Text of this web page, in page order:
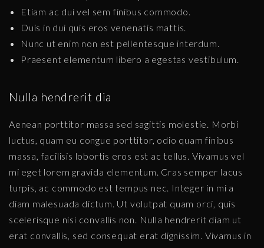
Etiam ac dui vel sem finibus commodo.
Duis in dui quis eros venenatis mattis.
Nunc ut enim non est pellentesque interdum.
Praesent elementum libero a egestas vestibulum.
Nulla hendrerit dia
Aenean porttitor massa sed sagittis molestie. Morbi
luctus, quam eu congue porttitor, odio quam finibus
massa, facilisis lobortis eros est ac tellus. Vivamus vel
mi eget lorem gravida elementum. Cras semper lacus
turpis, ac commodo est tempus nec. Integer in mi a
diam malesuada dictum. Ut volutpat quam orci, quis
scelerisque nisi convallis non. Nulla hendrerit diam ut
erat convallis, sed consequat erat dignissim. Vivamus in